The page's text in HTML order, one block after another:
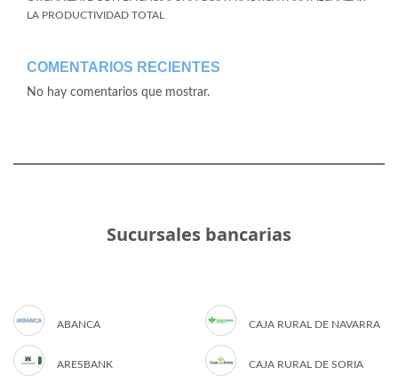
LA PRODUCTIVIDAD TOTAL
COMENTARIOS RECIENTES
No hay comentarios que mostrar.
Sucursales bancarias
ABANCA
ARESBANK
CAJA RURAL DE NAVARRA
CAJA RURAL DE SORIA